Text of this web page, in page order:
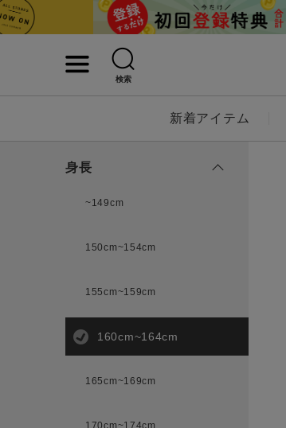
検索
新着アイテム
キーワード
身長
~149cm
150cm~154cm
155cm~159cm
160cm~164cm
165cm~169cm